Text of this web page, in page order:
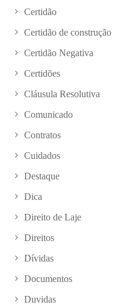
Certidão
Certidão de construção
Certidão Negativa
Certidões
Cláusula Resolutiva
Comunicado
Contratos
Cuidados
Destaque
Dica
Direito de Laje
Direitos
Dívidas
Documentos
Duvidas